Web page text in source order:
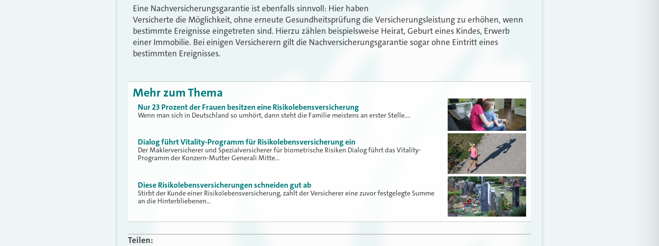
Eine Nachversicherungsgarantie ist ebenfalls sinnvoll: Hier haben
Versicherte die Möglichkeit, ohne erneute Gesundheitsprüfung die Versicherungsleistung zu erhöhen, wenn
bestimmte Ereignisse eingetreten sind. Hierzu zählen beispielsweise Heirat, Geburt eines Kindes, Erwerb
einer Immobilie. Bei einigen Versicherern gilt die Nachversicherungsgarantie sogar ohne Eintritt eines
bestimmten Ereignisses.
Mehr zum Thema
Nur 23 Prozent der Frauen besitzen eine Risikolebensversicherung
Wenn man sich in Deutschland so umhört, dann steht die Familie meistens an erster Stelle.…
Dialog führt Vitality-Programm für Risikolebensversicherung ein
Der Maklerversicherer und Spezialversicherer für biometrische Risiken Dialog führt das Vitality-
Programm der Konzern-Mutter Generali Mitte…
Diese Risikolebensversicherungen schneiden gut ab
Stirbt der Kunde einer Risikolebensversicherung, zahlt der Versicherer eine zuvor festgelegte Summe
an die Hinterbliebenen…
Teilen: